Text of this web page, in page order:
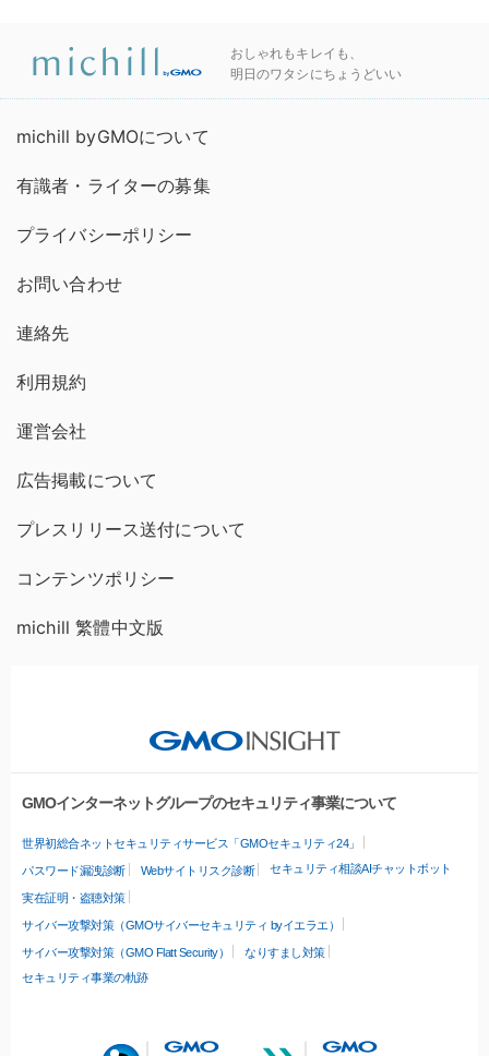
おしゃれもキレイも、
明日のワタシにちょうどいい
michill byGMOについて
有識者・ライターの募集
プライバシーポリシー
お問い合わせ
連絡先
利用規約
運営会社
広告掲載について
プレスリリース送付について
コンテンツポリシー
michill 繁體中文版
GMOインターネットグループのセキュリティ事業について
世界初総合ネットセキュリティサービス「GMOセキュリティ24」
パスワード漏洩診断 Webサイトリスク診断 セキュリティ相談AIチャットボット
実在証明・盗聴対策
サイバー攻撃対策（GMOサイバーセキュリティ byイエラエ）
サイバー攻撃対策（GMO Flatt Security）
なりすまし対策
セキュリティ事業の軌跡